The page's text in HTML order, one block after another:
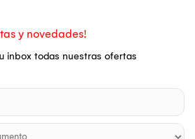
y novedades!
inbox todas nuestras ofertas